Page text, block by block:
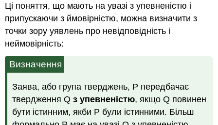
Ці поняття, що мають на увазі з упевненістю і
припускаючи з ймовірністю, можна визначити з
точки зору уявлень про невідповідність і
неймовірність:
Визначення
Заява, або група тверджень, P передбачає
твердження Qз упевненістю, якщо Q повинен
бути істинним, якби P були істинними. Більш